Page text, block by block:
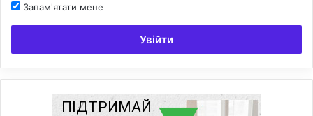
Запам'ятати мене
Увійти